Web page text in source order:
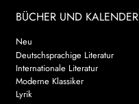
BÜCHER UND KALENDER
Neu
Deutschsprachige Literatur
Internationale Literatur
Moderne Klassiker
Lyrik